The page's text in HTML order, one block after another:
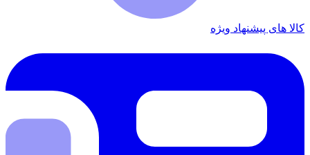
کالا های پیشنهاد ویژه